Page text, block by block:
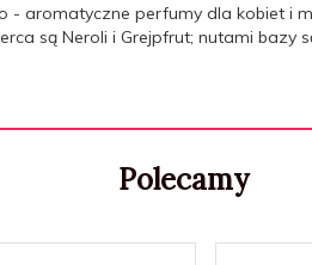
aromatyczne perfumy dla kobiet i
są Neroli i Grejpfrut; nutami bazy
Polecamy